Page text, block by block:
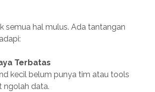
semua hal mulus. Ada tantangan
Terbatas
kecil belum punya tim atau tools
ngolah data.